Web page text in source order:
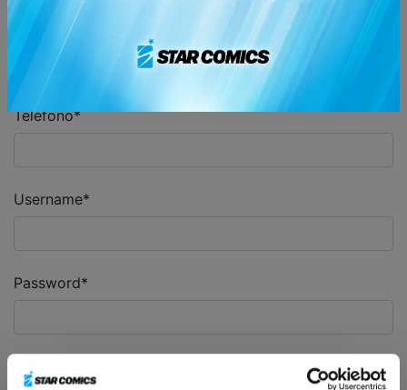
Telefono*
Username*
Password*
Conferma password*